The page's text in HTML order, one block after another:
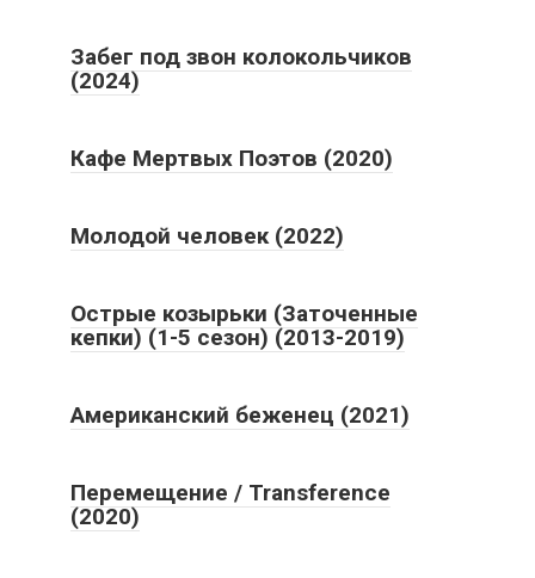
Забег под звон колокольчиков
(2024)
Кафе Мертвых Поэтов (2020)
Молодой человек (2022)
Острые козырьки (Заточенные
кепки) (1-5 сезон) (2013-2019)
Американский беженец (2021)
Перемещение / Transference
(2020)